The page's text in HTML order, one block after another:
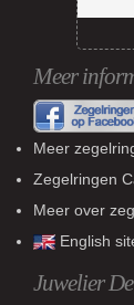
Meer
Meer
Zegelringen
Meer over
English
Juwelier